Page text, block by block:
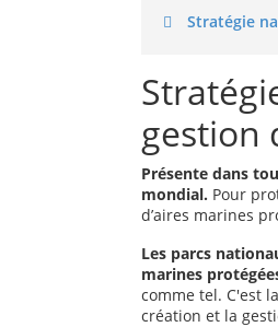
Stratégie
gestion
Présente dans
mondial. Pour
d’aires marines
Les parcs
marines
comme tel. C'est
création et la